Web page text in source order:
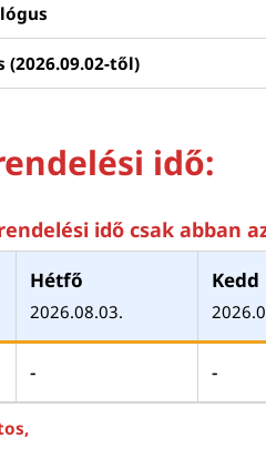
(2026.09.02-től)
idő:
idő csak abban
Hétfő
2026.08.03.
Kedd
- -